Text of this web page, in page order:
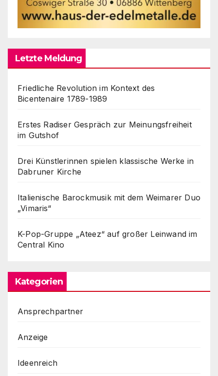
Letzte Meldung
Friedliche Revolution im Kontext des
Bicentenaire 1789-1989
Erstes Radiser Gespräch zur Meinungsfreiheit
im Gutshof
Drei Künstlerinnen spielen klassische Werke in
Dabruner Kirche
Italienische Barockmusik mit dem Weimarer Duo
„Vimaris“
K-Pop-Gruppe „Ateez“ auf großer Leinwand im
Central Kino
Kategorien
Ansprechpartner
Anzeige
Ideenreich